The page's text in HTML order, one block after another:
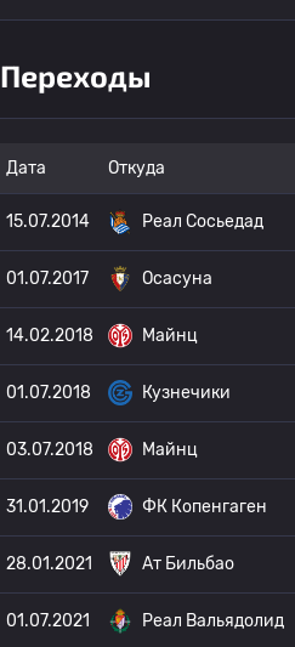
Переходы
Дата Откуда
15.07.2014 Реал Сосьедад
01.07.2017 Осасуна
14.02.2018 Майнц
01.07.2018 Кузнечики
03.07.2018 Майнц
31.01.2019 ФК Копенгаген
28.01.2021 Ат Бильбао
01.07.2021 Реал Вальядолид